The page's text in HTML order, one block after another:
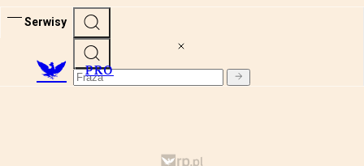
Serwisy
PRO